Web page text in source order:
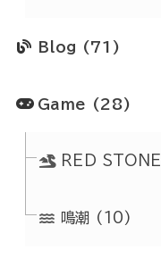
Blog (71)
Game (28)
RED STONE
鳴潮 (10)